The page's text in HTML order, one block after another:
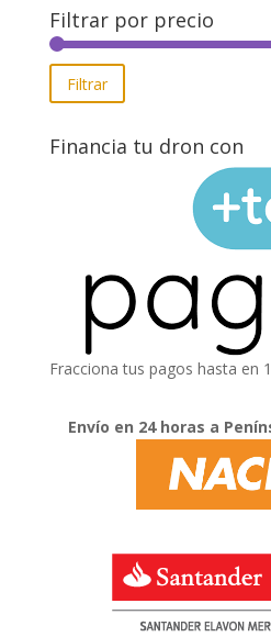
Filtrar por precio
Filtrar
Financia tu dron con
Fracciona tus pagos hasta en
Envío en 24 horas a